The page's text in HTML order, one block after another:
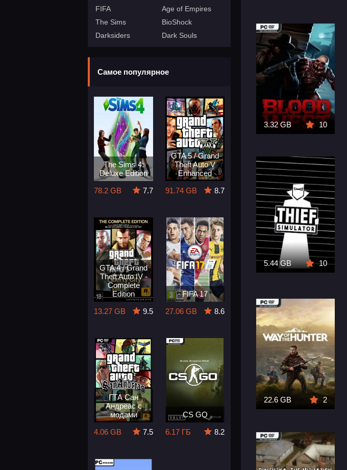
FIFA
Age of Empires
The Sims
BioShock
Darksiders
Dark Souls
Самое популярное
The Sims 4:
Deluxe Edition
78.2 GB
7.7
GTA 5 / Grand
Theft Auto V
Enhanced
91.74 GB
8.7
GTA 4 / Grand
Theft Auto IV -
Complete
Edition
13.27 GB
9.5
FIFA 17
27.06 GB
8.6
ГТА Сан
Андреас с
модами
4.06 GB
7.5
CS GO
6.17 ГБ
8.2
3.32 GB 10
5.44 GB 10
22.6 GB 2